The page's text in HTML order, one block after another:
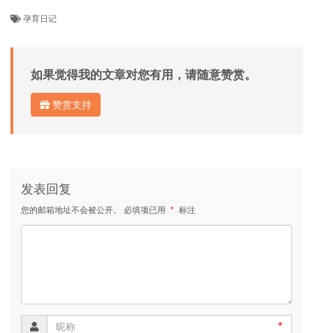
孕育日记
如果觉得我的文章对您有用，请随意赞赏。
赞赏支持
发表回复
您的邮箱地址不会被公开。 必填项已用 * 标注
*